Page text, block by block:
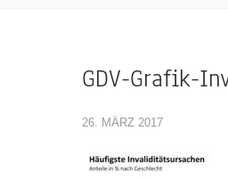
GDV-Grafik-
26. MÄRZ 2017